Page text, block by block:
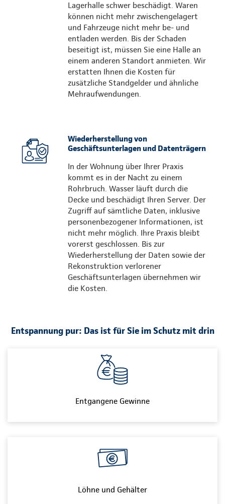
Lagerhalle schwer beschädigt. Waren
können nicht mehr zwischengelagert
und Fahrzeuge nicht mehr be- und
entladen werden. Bis der Schaden
beseitigt ist, müssen Sie eine Halle an
einem anderen Standort anmieten. Wir
erstatten Ihnen die Kosten für
zusätzliche Standgelder und ähnliche
Mehraufwendungen.
Wiederherstellung von
Geschäftsunterlagen und Datenträgern
In der Wohnung über Ihrer Praxis
kommt es in der Nacht zu einem
Rohrbruch. Wasser läuft durch die
Decke und beschädigt Ihren Server. Der
Zugriff auf sämtliche Daten, inklusive
personenbezogener Informationen, ist
nicht mehr möglich. Ihre Praxis bleibt
vorerst geschlossen. Bis zur
Wiederherstellung der Daten sowie der
Rekonstruktion verlorener
Geschäftsunterlagen übernehmen wir
die Kosten.
Entspannung pur: Das ist für Sie im Schutz mit drin
Entgangene Gewinne
Löhne und Gehälter